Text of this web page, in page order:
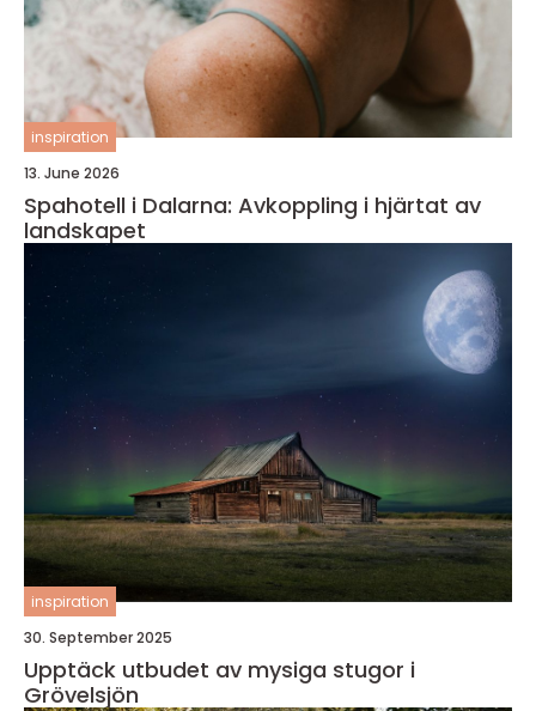
inspiration
13. June 2026
Spahotell i Dalarna: Avkoppling i hjärtat av
landskapet
inspiration
30. September 2025
Upptäck utbudet av mysiga stugor i
Grövelsjön